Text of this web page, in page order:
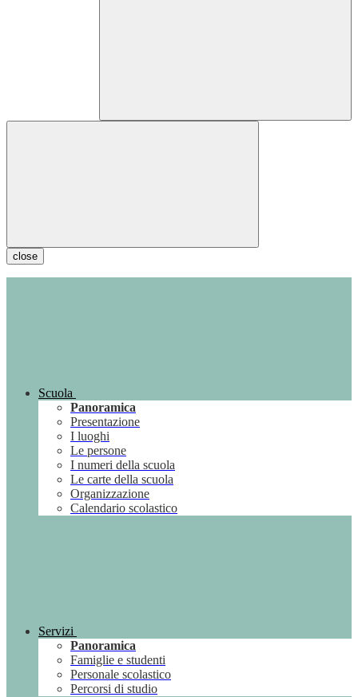
close
Scuola
Panoramica
Presentazione
I luoghi
Le persone
I numeri della scuola
Le carte della scuola
Organizzazione
Calendario scolastico
Servizi
Panoramica
Famiglie e studenti
Personale scolastico
Percorsi di studio